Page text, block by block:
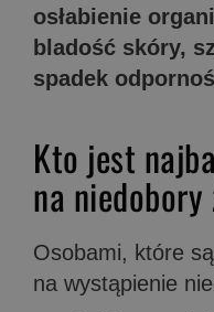
osłabienie
bladość skóry,
spadek
Kto jest
na niedobory
Osobami, które
na wystąpienie